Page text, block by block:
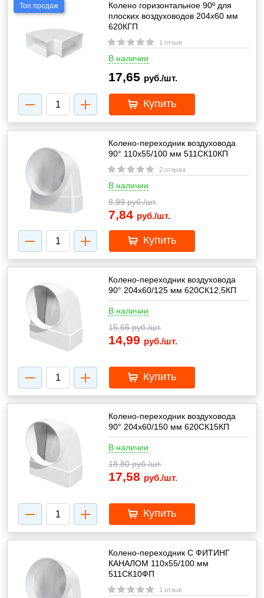
Топ продаж
Колено горизонтальное 90º для
плоских воздуховодов 204х60 мм
620КГП
1 отзыв
В наличии
17,65 руб./шт.
Купить
Колено-переходник воздуховода
90° 110х55/100 мм 511СК10КП
2 отзыва
В наличии
8,99руб./шт.
7,84 руб./шт.
Купить
Колено-переходник воздуховода
90° 204х60/125 мм 620СК12,5КП
В наличии
15,65руб./шт.
14,99 руб./шт.
Купить
Колено-переходник воздуховода
90° 204х60/150 мм 620СК15КП
В наличии
18,80руб./шт.
17,58 руб./шт.
Купить
Колено-переходник С ФИТИНГ
КАНАЛОМ 110х55/100 мм
511СК10ФП
1 отзыв